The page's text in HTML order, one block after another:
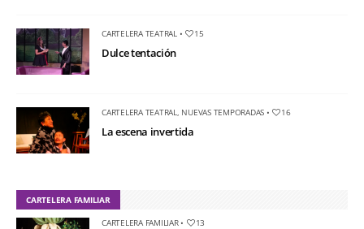
CARTELERA TEATRAL• 15
Dulce tentación
CARTELERA TEATRAL, NUEVAS TEMPORADAS • 16
La escena invertida
CARTELERA FAMILIAR
CARTELERA FAMILIAR• 13